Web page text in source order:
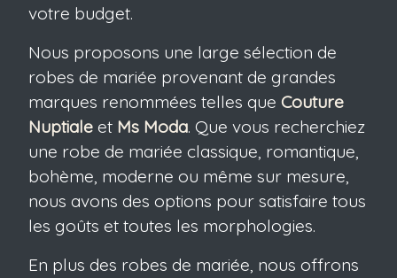
votre budget.
Nous proposons une large sélection de
robes de mariée provenant de grandes
marques renommées telles que Couture
Nuptiale et Ms Moda. Que vous recherchiez
une robe de mariée classique, romantique,
bohème, moderne ou même sur mesure,
nous avons des options pour satisfaire tous
les goûts et toutes les morphologies.
En plus des robes de mariée, nous offrons